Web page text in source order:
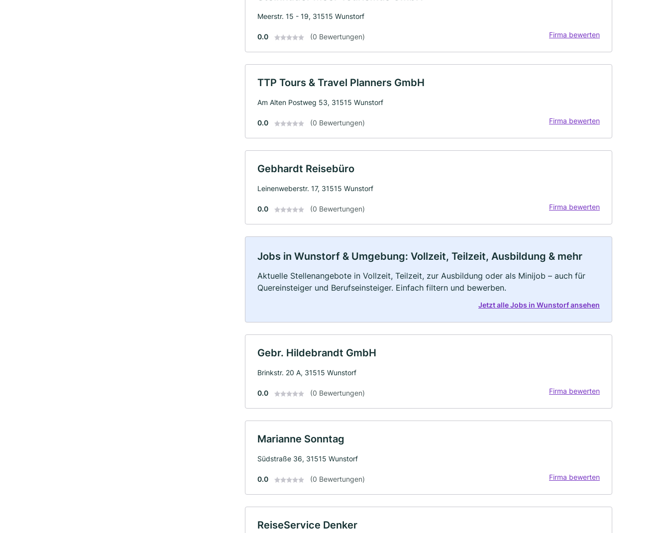
Meerstr. 15 - 19, 31515 Wunstorf
0.0 (0 Bewertungen) Firma bewerten
TTP Tours & Travel Planners GmbH
Am Alten Postweg 53, 31515 Wunstorf
0.0 (0 Bewertungen) Firma bewerten
Gebhardt Reisebüro
Leinenweberstr. 17, 31515 Wunstorf
0.0 (0 Bewertungen) Firma bewerten
Jobs in Wunstorf & Umgebung: Vollzeit, Teilzeit, Ausbildung & mehr
Aktuelle Stellenangebote in Vollzeit, Teilzeit, zur Ausbildung oder als Minijob – auch für
Quereinsteiger und Berufseinsteiger. Einfach filtern und bewerben.
Jetzt alle Jobs in Wunstorf ansehen
Gebr. Hildebrandt GmbH
Brinkstr. 20 A, 31515 Wunstorf
0.0 (0 Bewertungen) Firma bewerten
Marianne Sonntag
Südstraße 36, 31515 Wunstorf
0.0 (0 Bewertungen) Firma bewerten
ReiseService Denker